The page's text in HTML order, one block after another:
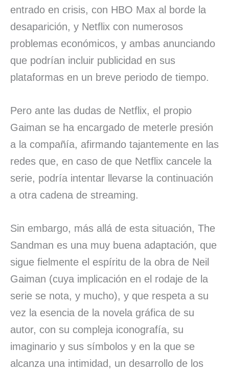
entrado en crisis, con HBO Max al borde la
desaparición, y Netflix con numerosos
problemas económicos, y ambas anunciando
que podrían incluir publicidad en sus
plataformas en un breve periodo de tiempo.
Pero ante las dudas de Netflix, el propio
Gaiman se ha encargado de meterle presión
a la compañía, afirmando tajantemente en las
redes que, en caso de que Netflix cancele la
serie, podría intentar llevarse la continuación
a otra cadena de streaming.
Sin embargo, más allá de esta situación, The
Sandman es una muy buena adaptación, que
sigue fielmente el espíritu de la obra de Neil
Gaiman (cuya implicación en el rodaje de la
serie se nota, y mucho), y que respeta a su
vez la esencia de la novela gráfica de su
autor, con su compleja iconografía, su
imaginario y sus símbolos y en la que se
alcanza una intimidad, un desarrollo de los